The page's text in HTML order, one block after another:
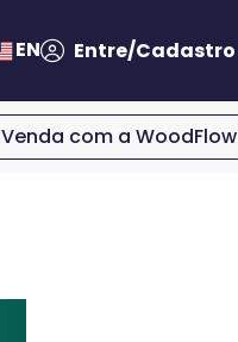
EN Entre/Cadastro
Venda com a WoodFlow